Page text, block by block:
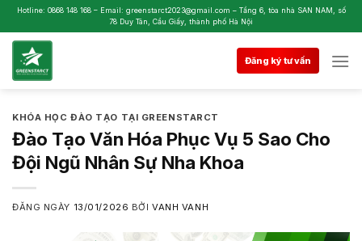
Skip
to
content
Hotline: 0868 148 168 – Email: greenstarct2023@gmail.com – Tầng 6, tòa nhà SAN NAM, số
78 Duy Tân, Cầu Giấy, thành phố Hà Nội
Đăng ký tư vấn
KHÓA HỌC ĐÀO TẠO TẠI GREENSTARCT
Đào Tạo Văn Hóa Phục Vụ 5 Sao Cho
Đội Ngũ Nhân Sự Nha Khoa
ĐĂNG NGÀY 13/01/2026 BỞIVANH VANH